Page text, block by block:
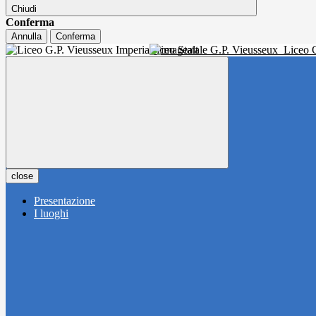
Chiudi
Conferma
Annulla Conferma
Liceo Statale G.P. Vieusseux Liceo
close
Presentazione
I luoghi